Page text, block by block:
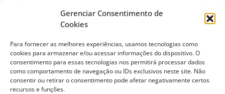
Gerenciar Consentimento de
Cookies
Para fornecer as melhores experiências, usamos tecnologias como
cookies para armazenar e/ou acessar informações do dispositivo. O
consentimento para essas tecnologias nos permitirá processar dados
como comportamento de navegação ou IDs exclusivos neste site. Não
consentir ou retirar o consentimento pode afetar negativamente certos
recursos e funções.
considerar a renda de BPC/Idoso no mesmo
grupo familiar, para entrar em vigor até o
prazo máximo de 12 meses. Promover a
alteração constitucional de idade do idoso
de 65 anos para 60 anos, por meio de uma
emenda constitucional;